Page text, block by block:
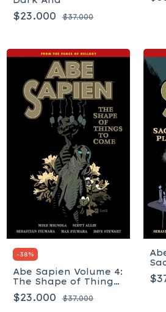
$23.000 $37.000
-38%
Abe Sapien Volume 4:
The Shape of Things
to Come - Tapa
blanda
$23.000 $37.000